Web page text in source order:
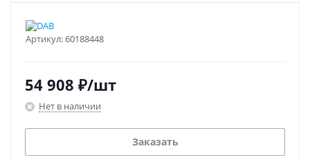
Артикул:60188448
54 908 ₽/шт
Нет в наличии
Заказать